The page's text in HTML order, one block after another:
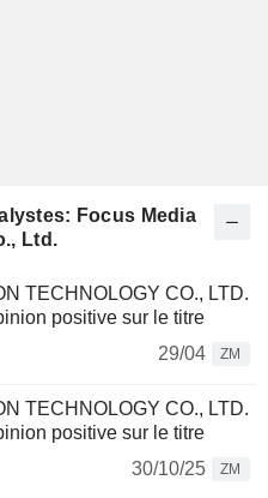
Focus Media
Ltd.
TECHNOLOGY CO., LTD.
positive sur le titre
29/04
ZM
TECHNOLOGY CO., LTD.
positive sur le titre
30/10/25
ZM